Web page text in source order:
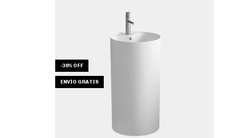
-30% OFF
ENVÍO GRATIS